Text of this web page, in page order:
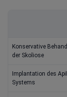
Konservative
der Skoliose
Implantation des
Systems